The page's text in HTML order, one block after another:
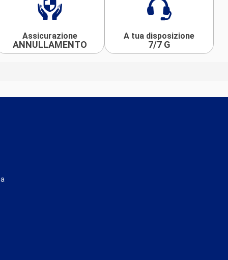
Assicurazione
ANNULLAMENTO
A tua disposizione
7/7 G